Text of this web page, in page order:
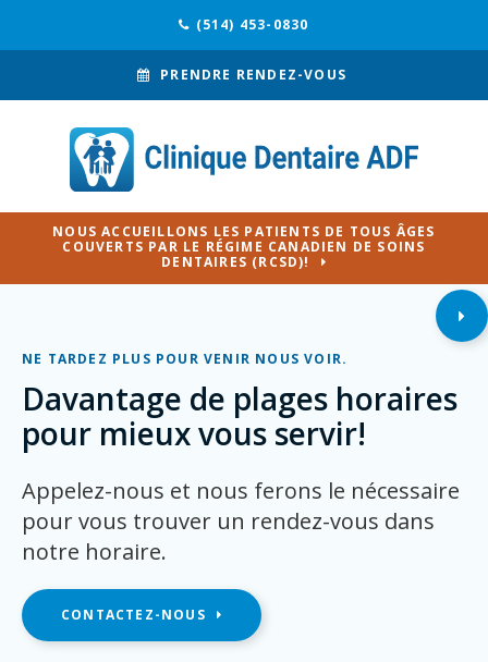
(514) 453-0830
PRENDRE RENDEZ-VOUS
NOUS ACCUEILLONS LES PATIENTS DE TOUS ÂGES
COUVERTS PAR LE RÉGIME CANADIEN DE SOINS
DENTAIRES (RCSD)!
NE TARDEZ PLUS POUR VENIR NOUS VOIR.
Davantage de plages horaires
pour mieux vous servir!
Appelez-nous et nous ferons le nécessaire
pour vous trouver un rendez-vous dans
notre horaire.
CONTACTEZ-NOUS